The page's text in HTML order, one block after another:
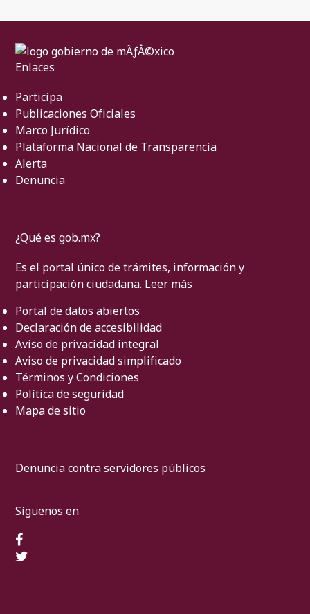
Enlaces
Participa
Publicaciones Oficiales
Marco Jurídico
Plataforma Nacional de Transparencia
Alerta
Denuncia
¿Qué es gob.mx?
Es el portal único de trámites, información y
participación ciudadana. Leer más
Portal de datos abiertos
Declaración de accesibilidad
Aviso de privacidad integral
Aviso de privacidad simplificado
Términos y Condiciones
Política de seguridad
Mapa de sitio
Denuncia contra servidores públicos
Síguenos en